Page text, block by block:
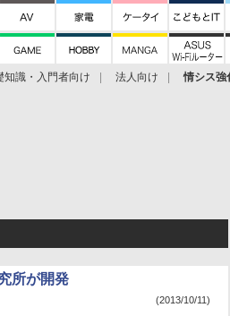
知識・入門者向け 法人向け 情シス強
所が開発
(2013/10/11)